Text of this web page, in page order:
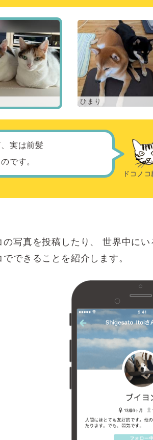
ひまり
実は前髪
です。
の写真を投稿したり、
世界中にい
でできることを紹介します。